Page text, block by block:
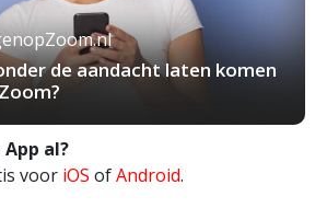
de aandacht laten komen
al?
voor iOS ofAndroid.